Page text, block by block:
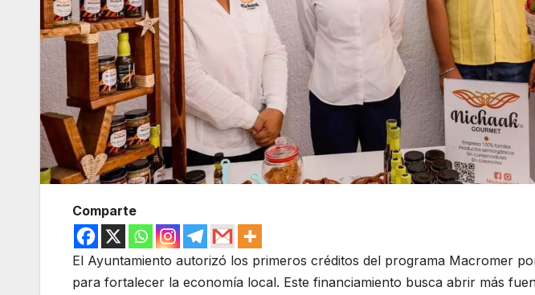
Comparte
El Ayuntamiento autorizó los primeros créditos del programa Macromer
para fortalecer la economía local. Este financiamiento busca abrir más